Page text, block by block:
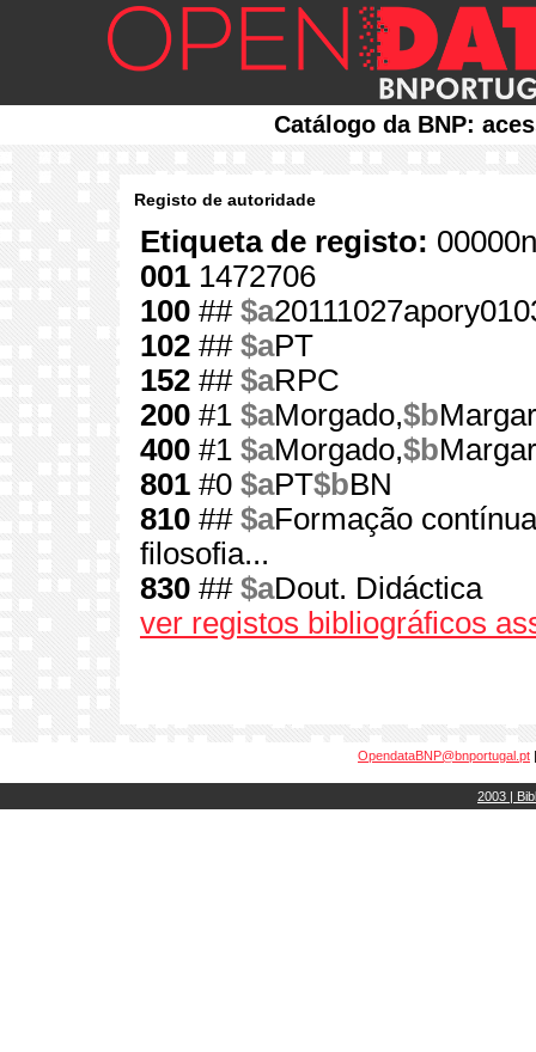
Catálogo da BNP:
Registo de autoridade
Etiqueta de registo:
001 1472706
100 ## $a
102 ## $aPT
152 ## $aRPC
200 #1 $aMorgado,$b
400 #1 $aMorgado,$b
801 #0 $aPT$bBN
810 ## $aFormação
filosofia...
830 ## $aDout. Didáctica
ver registos bibliográficos
OpendataBNP@bnportugal.pt
2003 |